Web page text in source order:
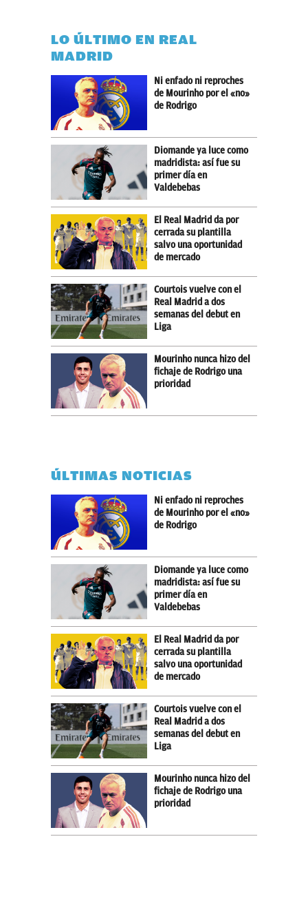
LO ÚLTIMO EN REAL
MADRID
Ni enfado ni reproches
de Mourinho por el «no»
de Rodrigo
Diomande ya luce como
madridista: así fue su
primer día en
Valdebebas
El Real Madrid da por
cerrada su plantilla
salvo una oportunidad
de mercado
Courtois vuelve con el
Real Madrid a dos
semanas del debut en
Liga
Mourinho nunca hizo del
fichaje de Rodrigo una
prioridad
ÚLTIMAS NOTICIAS
Ni enfado ni reproches
de Mourinho por el «no»
de Rodrigo
Diomande ya luce como
madridista: así fue su
primer día en
Valdebebas
El Real Madrid da por
cerrada su plantilla
salvo una oportunidad
de mercado
Courtois vuelve con el
Real Madrid a dos
semanas del debut en
Liga
Mourinho nunca hizo del
fichaje de Rodrigo una
prioridad